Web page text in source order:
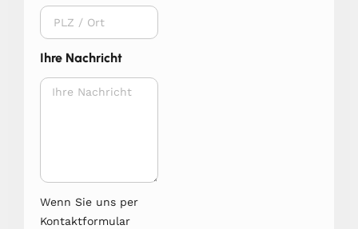
Ihre Nachricht
Wenn Sie uns per
Kontaktformular